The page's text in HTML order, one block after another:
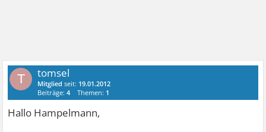
T tomsel
Mitglied seit: 19.01.2012
Beiträge:4 Themen: 1
Hallo Hampelmann,